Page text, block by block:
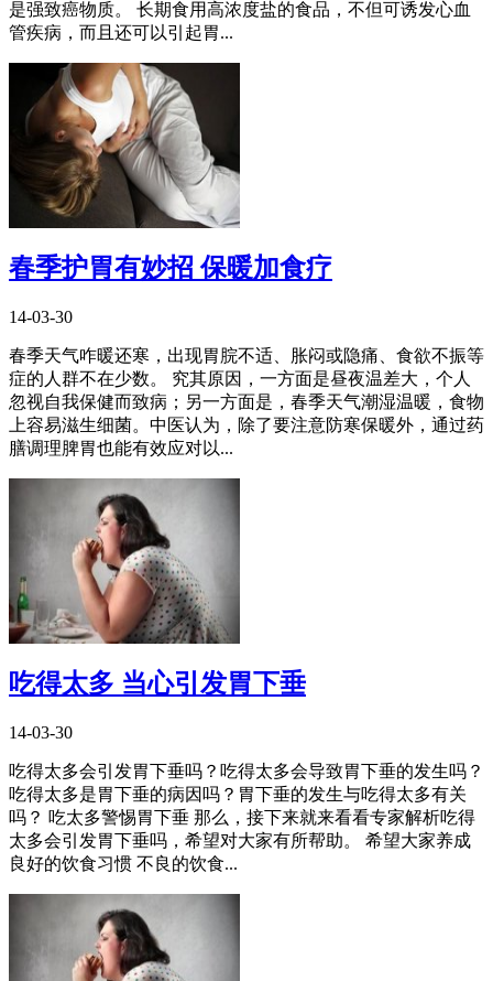
是强致癌物质。 长期食用高浓度盐的食品，不但可诱发心血
管疾病，而且还可以引起胃...
春季护胃有妙招 保暖加食疗
14-03-30
春季天气咋暖还寒，出现胃脘不适、胀闷或隐痛、食欲不振等
症的人群不在少数。 究其原因，一方面是昼夜温差大，个人
忽视自我保健而致病；另一方面是，春季天气潮湿温暖，食物
上容易滋生细菌。中医认为，除了要注意防寒保暖外，通过药
膳调理脾胃也能有效应对以...
吃得太多 当心引发胃下垂
14-03-30
吃得太多会引发胃下垂吗？吃得太多会导致胃下垂的发生吗？
吃得太多是胃下垂的病因吗？胃下垂的发生与吃得太多有关
吗？ 吃太多警惕胃下垂 那么，接下来就来看看专家解析吃得
太多会引发胃下垂吗，希望对大家有所帮助。 希望大家养成
良好的饮食习惯 不良的饮食...